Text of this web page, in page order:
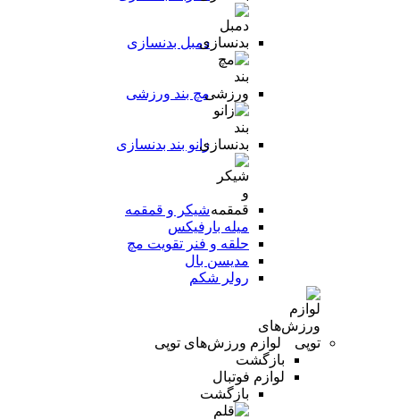
دمبل بدنسازی
مچ بند ورزشی
زانو بند بدنسازی
شیکر و قمقمه
میله بارفیکس
حلقه و فنر تقویت مچ
مدیسن بال
رولر شکم
لوازم ورزش‌های توپی
بازگشت
لوازم فوتبال
بازگشت